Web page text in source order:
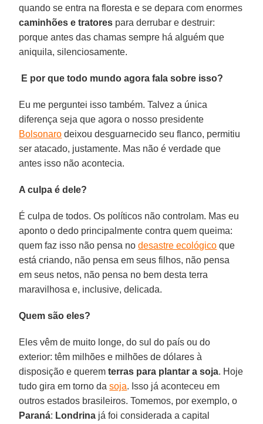
quando se entra na floresta e se depara com enormes
caminhões e tratores para derrubar e destruir:
porque antes das chamas sempre há alguém que
aniquila, silenciosamente.
E por que todo mundo agora fala sobre isso?
Eu me perguntei isso também. Talvez a única
diferença seja que agora o nosso presidente
Bolsonaro deixou desguarnecido seu flanco, permitiu
ser atacado, justamente. Mas não é verdade que
antes isso não acontecia.
A culpa é dele?
É culpa de todos. Os políticos não controlam. Mas eu
aponto o dedo principalmente contra quem queima:
quem faz isso não pensa nodesastre ecológico que
está criando, não pensa em seus filhos, não pensa
em seus netos, não pensa no bem desta terra
maravilhosa e, inclusive, delicada.
Quem são eles?
Eles vêm de muito longe, do sul do país ou do
exterior: têm milhões e milhões de dólares à
disposição e queremterras para plantar a soja. Hoje
tudo gira em torno dasoja. Isso já aconteceu em
outros estados brasileiros. Tomemos, por exemplo, o
Paraná: Londrina já foi considerada a capital